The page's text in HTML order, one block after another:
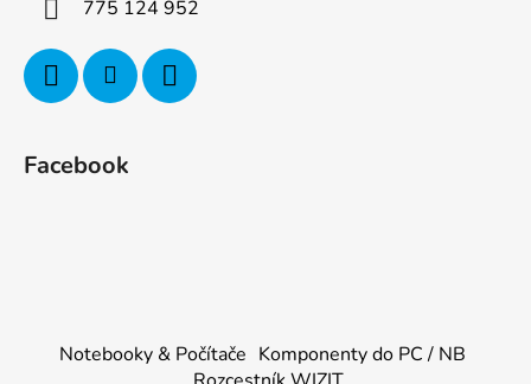
775 124 952
Facebook
Notebooky & Počítače Komponenty do PC / NB